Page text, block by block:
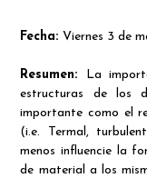
Fecha: Viernes 3 de
Resumen: La
estructuras de los
importante como el
(i.e. Termal,
menos influencie la
de material a los